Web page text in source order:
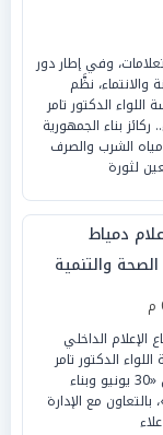
وفي إطار دور
نظَّم
اللواء الدكتور تامر
بناء الجمهورية
الشرب والصرف
لثورة
دمياط
والتنمية
الإعلام الداخلي
الدكتور تامر
شمس الدين، ندوة تثقيفية بعنوان «30 يونيو وبناء
مع الإدارة